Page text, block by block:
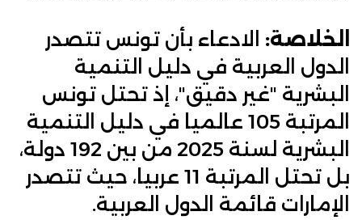
الخلاصة:
الادعاء بأن تونس تتصدر
الدول العربية في دليل التنمية
البشرية "غير دقيق"، إذ تحتل تونس
المرتبة 105 عالميا في دليل التنمية
البشرية لسنة 2025 من بين 192 دولة،
بل تحتل المرتبة 11 عربيا، حيث تتصدر
الإمارات قائمة الدول العربية.